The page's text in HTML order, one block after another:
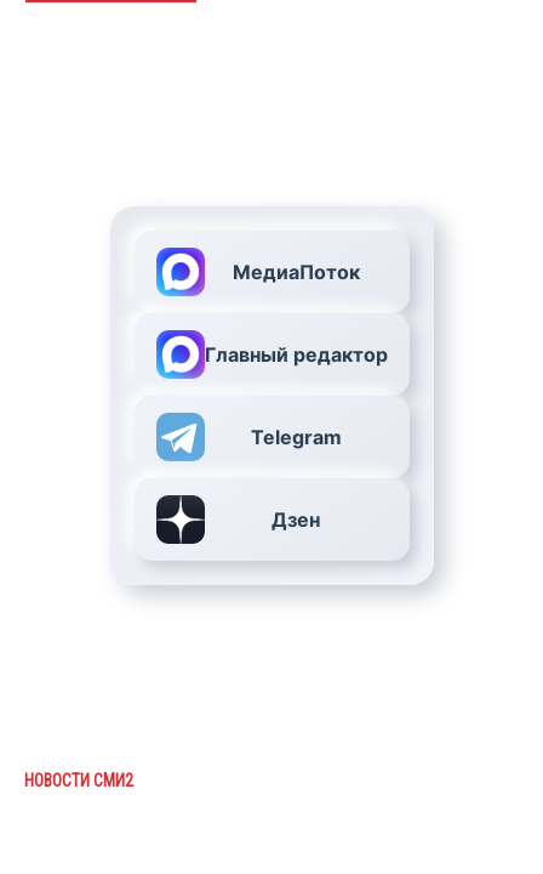
МедиаПоток
Главный редактор
Telegram
Дзен
НОВОСТИ СМИ2